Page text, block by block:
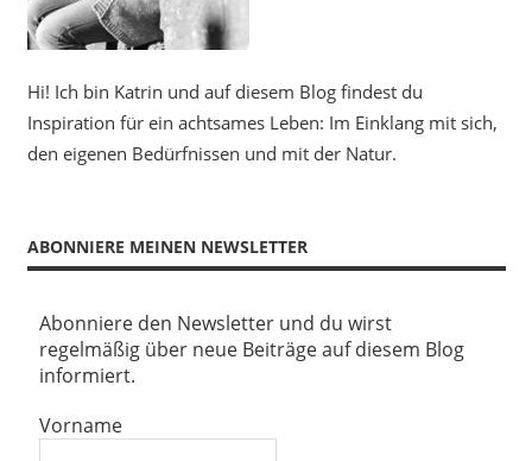
Hi! Ich bin Katrin und auf diesem Blog findest du
Inspiration für ein achtsames Leben: Im Einklang mit sich,
den eigenen Bedürfnissen und mit der Natur.
ABONNIERE MEINEN NEWSLETTER
Abonniere den Newsletter und du wirst
regelmäßig über neue Beiträge auf diesem Blog
informiert.
Vorname